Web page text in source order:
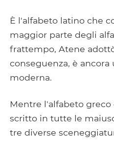
È l'alfabeto latino che
maggior parte degli
frattempo, Atene
conseguenza, è ancora
moderna.
Mentre l'alfabeto
scritto in tutte le
tre diverse